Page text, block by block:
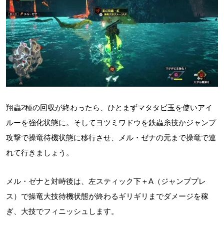
翔蟲2種の回収が終わったら、ひとまずマタタビ玉を使いアイ
ルーを強化状態に。そしてヨツミワドウを鉄蟲糸技かジャンプ
攻撃で操竜待機状態に移行させ、メル・ゼナの元まで操竜で連
れて行きましょう。
メル・ゼナと対峙後は、左スティック下＋A（ジャンププレ
ス）で操竜大技待機状態が終わるギリギリまでダメージを稼
ぎ、大技でフィニッシュします。